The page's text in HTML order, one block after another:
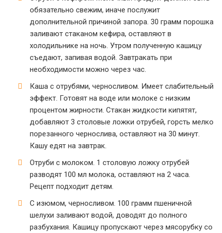
обязательно свежим, иначе послужит
дополнительной причиной запора. 30 грамм порошка
заливают стаканом кефира, оставляют в
холодильнике на ночь. Утром полученную кашицу
съедают, запивая водой. Завтракать при
необходимости можно через час.
Каша с отрубями, черносливом. Имеет слабительный
эффект. Готовят на воде или молоке с низким
процентом жирности. Стакан жидкости кипятят,
добавляют 3 столовые ложки отрубей, горсть мелко
порезанного чернослива, оставляют на 30 минут.
Кашу едят на завтрак.
Отруби с молоком. 1 столовую ложку отрубей
разводят 100 мл молока, оставляют на 2 часа.
Рецепт подходит детям.
С изюмом, черносливом. 100 грамм пшеничной
шелухи заливают водой, доводят до полного
разбухания. Кашицу пропускают через мясорубку со